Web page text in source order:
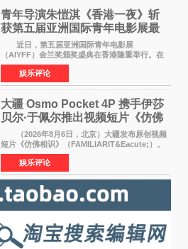
青年导演朱愷淇《香港一夜》斩
获第五届亚洲国际青年电影展最
佳剧本改编奖
近日，第五届亚洲国际青年电影展
（AIYFF）金兰奖颁奖盛典在香港隆重举行。在
这场汇聚数百位海内外电影人、文化界人士及媒
体代表的亚洲青年影视盛会上，香港本土电影
《香港一夜》（Dawn in Ho
娱乐评论
大疆 Osmo Pocket 4P 携手伊莎
贝尔·于佩尔推出视频短片《仿佛
相识》
（2026年8月6日，北京）大疆发布原创视频
短片《仿佛相识》（FAMILIARIT&Eacute;）。
视频短片由戛纳国际电影节最佳女演员伊莎贝尔·
于佩尔（Isabelle Huppert）主演，全程使用大
疆首款双主摄口
娱乐评论